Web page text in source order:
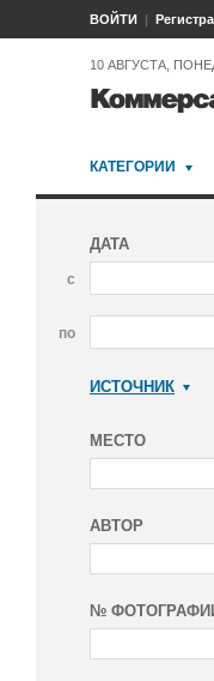
ВОЙТИ
10 АВГУСТА,
КАТЕГОРИИ
ДАТА
с
по
ИСТОЧНИК
МЕСТО
АВТОР
№